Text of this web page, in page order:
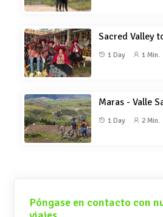
Sacred Valley
1 Day 1 Min.
Maras - Valle
1 Day 2 Min.
Póngase en contacto con